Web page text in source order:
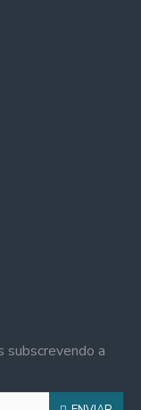
subscrevendo a